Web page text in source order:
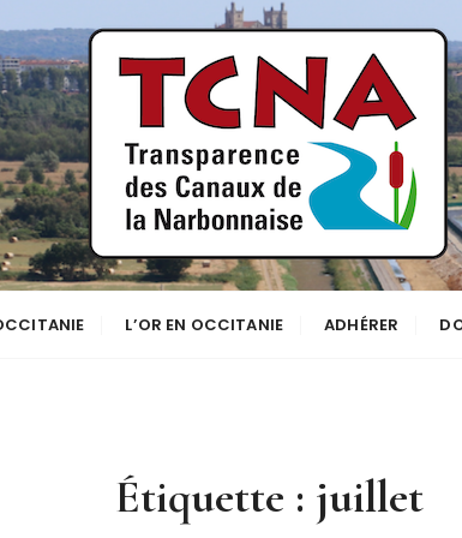
L’OR EN OCCITANIE ADHÉRER
Étiquette : juillet